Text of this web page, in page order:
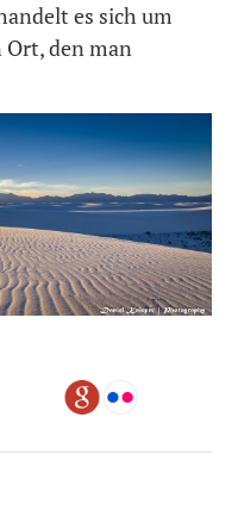
es sich um
den man